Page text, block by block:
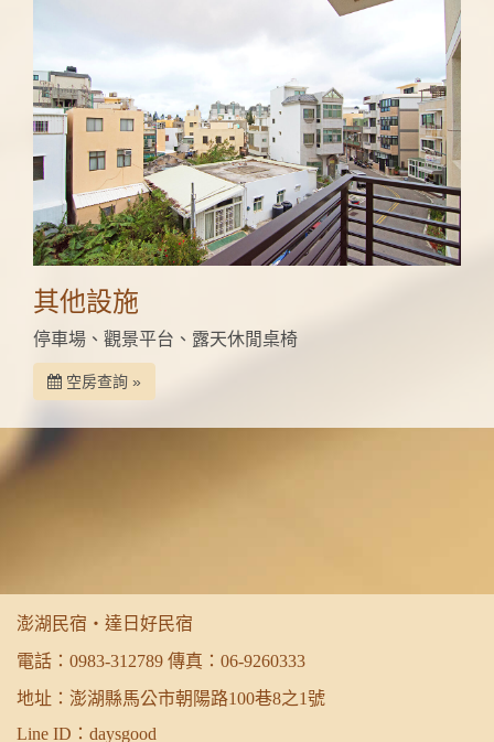
其他設施
停車場、觀景平台、露天休閒桌椅
空房查詢 »
澎湖民宿‧達日好民宿
電話： 0983-312789 傳真：06-9260333
地址：澎湖縣馬公市朝陽路100巷8之1號
Line ID：daysgood